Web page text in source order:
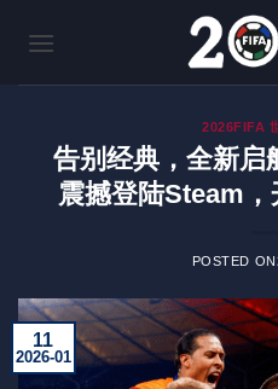
2026FIFA
告别经典，全新启
震撼登陆Steam，
POSTED ON
11
2026-01